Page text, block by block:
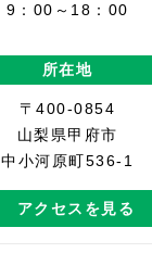
9：00～18：00
所在地
〒400-0854
山梨県甲府市
中小河原町536-1
アクセスを見る